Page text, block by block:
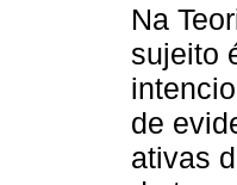
Na
sujeito
de
ativas